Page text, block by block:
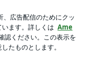
を受け取りまし
開く